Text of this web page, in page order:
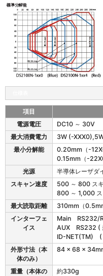
S
0
N
様
項目
電源電圧
DC10 ～ 30V
最大消費電力
3W (-
最小分解能
0.20mm（-
0.15mm（-
光源
半導体レーザダ
スキャン速度
500 ～ 800 ス
800 ～ 1,000 ス
最大読取距離
310mm（
インターフェ
イス
Main RS232/
AUX RS232 (
ID-NET(TM) (
外形寸法（本
体のみ）
84 × 68 ×
重量（本体の
約330g